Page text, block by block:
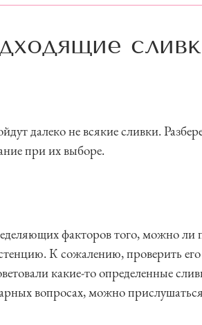
далеко не всякие сливки.
при их выборе.
факторов того, можно ли
К сожалению, проверить
какие-то определенные
вопросах, можно